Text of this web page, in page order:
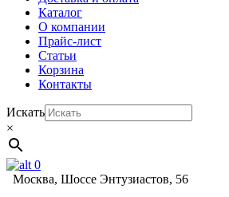
Каталог
О компании
Прайс-лист
Статьи
Корзина
Контакты
Искать
×
0
Москва, Шоссе Энтузиастов, 56